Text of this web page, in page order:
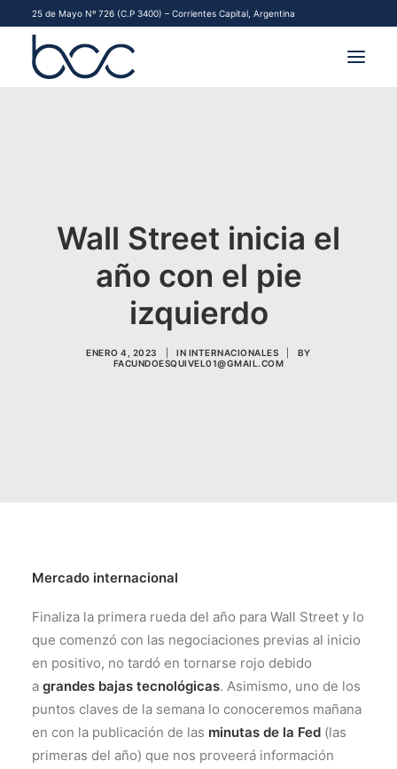
25 de Mayo Nº 726 (C.P 3400) – Corrientes Capital, Argentina
CONTACTO
Wall Street inicia el
año con el pie
izquierdo
ENERO 4, 2023 IN INTERNACIONALES
BY
FACUNDOESQUIVEL01@GMAIL.COM
Mercado internacional
Finaliza la primera rueda del año para Wall Street y lo
que comenzó con las negociaciones previas al inicio
en positivo, no tardó en tornarse rojo debido
a grandes bajas tecnológicas. Asimismo, uno de los
puntos claves de la semana lo conoceremos mañana
en con la publicación de las minutas de la Fed (las
primeras del año) que nos proveerá información